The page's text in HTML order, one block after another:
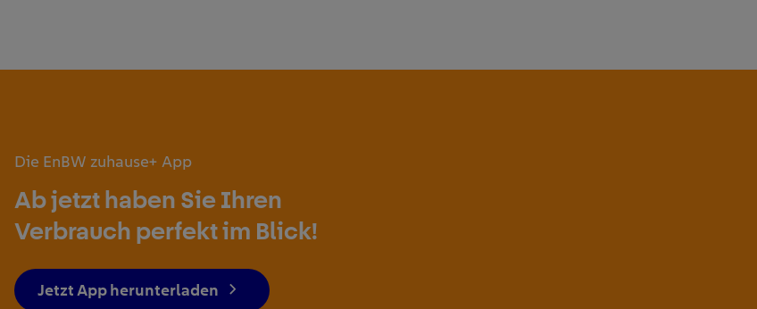
Die EnBW zuhause+ App
Ab jetzt haben Sie Ihren
Verbrauch perfekt im Blick!
Jetzt App herunterladen